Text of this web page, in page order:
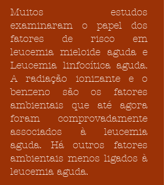
Muitos estudos
examinaram o papel dos
fatores de risco em
leucemia mieloide aguda e
Leucemia linfocítica aguda.
A radiação ionizante e o
benzeno são os fatores
ambientais que até agora
foram comprovadamente
associados à leucemia
aguda. Há outros fatores
ambientais menos ligados à
leucemia aguda.